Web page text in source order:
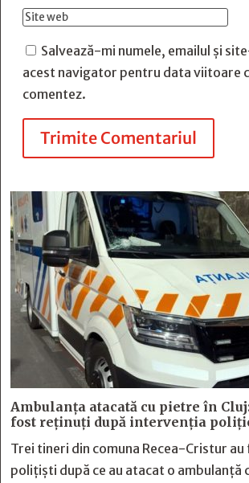
Salvează-mi numele, emailul și
acest navigator pentru data viitoare
comentez.
Trimite Comentariul
Ambulanța atacată cu pietre în
fost reținuți după intervenția
Trei tineri din comuna Recea-Cristur
polițiști după ce au atacat o ambulanță